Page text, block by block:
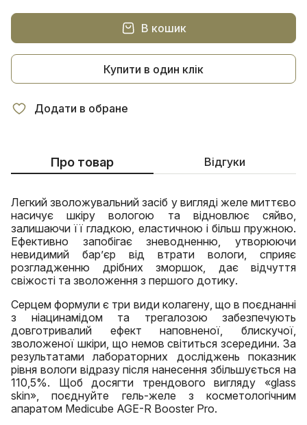
В кошик
Купити в один клік
Додати в обране
Про товар Відгуки
Легкий зволожувальний засіб у вигляді желе миттєво
насичує шкіру вологою та відновлює сяйво,
залишаючи її гладкою, еластичною і більш пружною.
Ефективно запобігає зневодненню, утворюючи
невидимий бар’єр від втрати вологи, сприяє
розгладженню дрібних зморшок, дає відчуття
свіжості та зволоження з першого дотику.
Серцем формули є три види колагену, що в поєднанні
з ніацинамідом та трегалозою забезпечують
довготривалий ефект наповненої, блискучої,
зволоженої шкіри, що немов світиться зсередини. За
результатами лабораторних досліджень показник
рівня вологи відразу після нанесення збільшується на
110,5%. Щоб досягти трендового вигляду «glass
skin», поєднуйте гель-желе з косметологічним
апаратом Medicube AGE-R Booster Pro.